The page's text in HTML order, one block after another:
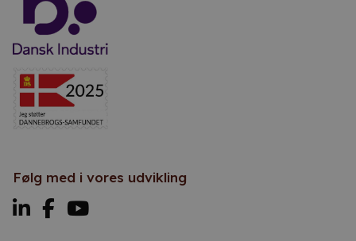
Følg med i vores udvikling